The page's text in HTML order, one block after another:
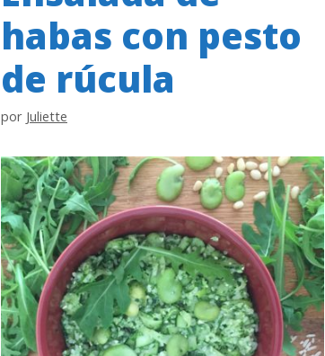
habas con pesto
de rúcula
por Juliette